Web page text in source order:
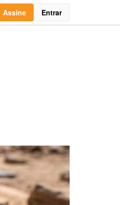
Assine Entrar